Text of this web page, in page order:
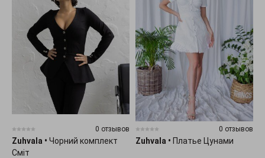
0 отзывов
Zuhvala • Чорний комплект
Сміт
0 отзывов
Zuhvala • Платье Цунами